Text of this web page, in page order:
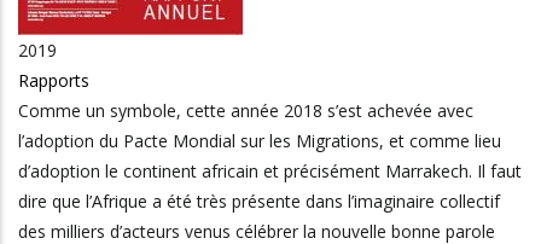
2019
Rapports
Comme un symbole, cette année 2018 s’est achevée avec
l’adoption du Pacte Mondial sur les Migrations, et comme lieu
d’adoption le continent africain et précisément Marrakech. Il faut
dire que l’Afrique a été très présente dans l’imaginaire collectif
des milliers d’acteurs venus célébrer la nouvelle bonne parole